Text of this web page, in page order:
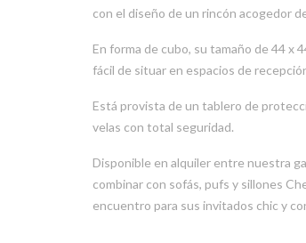
con el diseño de un rincón acogedor
En forma de cubo, su tamaño de 44 x
fácil de situar en espacios de
Está provista de un tablero de
velas con total seguridad.
Disponible en alquiler entre nuestra
combinar con sofás, pufs y sillones
encuentro para sus invitados chic y